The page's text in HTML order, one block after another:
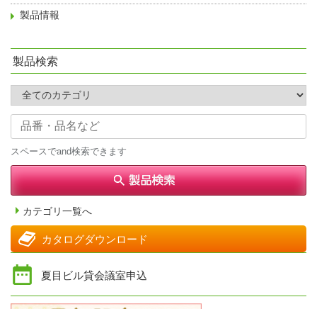
製品情報
製品検索
スペースでand検索できます
カテゴリ一覧へ
カタログダウンロード
夏目ビル貸会議室申込